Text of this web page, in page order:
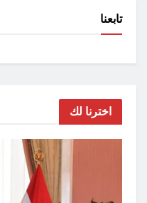
تابعنا
اخترنا لك